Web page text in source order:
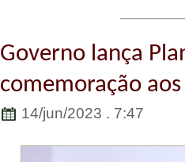
Governo lança
comemoração
14/jun/2023 . 7:47